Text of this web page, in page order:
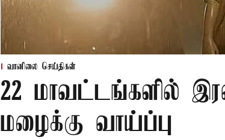
வானிலை செய்திகள்
22 மாவட்டங்களில்
மழைக்கு வாய்ப்பு